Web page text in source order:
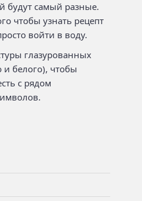
будут самый разные.
чтобы узнать рецепт
войти в воду.
глазурованных
и белого), чтобы
с рядом